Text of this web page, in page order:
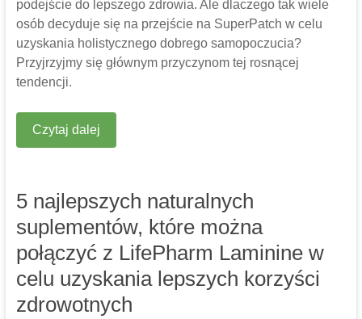
podejście do lepszego zdrowia. Ale dlaczego tak wiele
osób decyduje się na przejście na SuperPatch w celu
uzyskania holistycznego dobrego samopoczucia?
Przyjrzyjmy się głównym przyczynom tej rosnącej
tendencji.
Czytaj dalej
5 najlepszych naturalnych
suplementów, które można
połączyć z LifePharm Laminine w
celu uzyskania lepszych korzyści
zdrowotnych